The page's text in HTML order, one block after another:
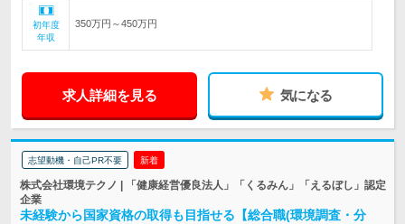
初年度
年収
350万円～450万円
求人詳細を見る 気になる
志望動機・自己PR不要 新着
株式会社環境テクノ | 「健康経営優良法人」「くるみん」「えるぼし」認定
企業
未経験から国家資格の取得も目指せる【総合職(環境調査・分